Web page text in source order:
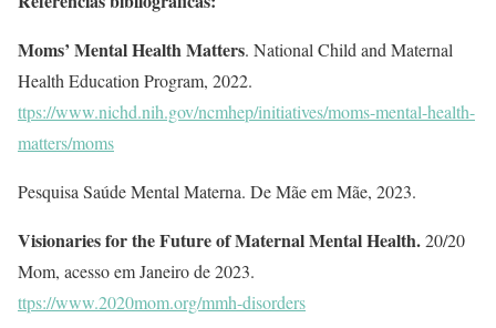
Moms’ Mental Health Matters. National Child and Maternal
Health Education Program, 2022.
ttps://www.nichd.nih.gov/ncmhep/initiatives/moms-mental-health-
matters/moms
Pesquisa Saúde Mental Materna. De Mãe em Mãe, 2023.
Visionaries for the Future of Maternal Mental Health.20/20
Mom, acesso em Janeiro de 2023.
ttps://www.2020mom.org/mmh-disorders